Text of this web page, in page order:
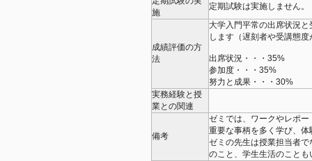
施
定期試験は実施しません。
成績評価の方
法
大学入門平常の出席状況
します（遅刻者や受講態
出席状況・・・35%
参加度・・・35%
努力と成果・・・30%
実務経験と授
業との関連
備考
ゼミでは、ワークやレポ
重要な事柄を多く学び、
ゼミの先生は授業担当者
のこと、学生生活のこと